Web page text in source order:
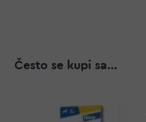
Često se kupi sa...